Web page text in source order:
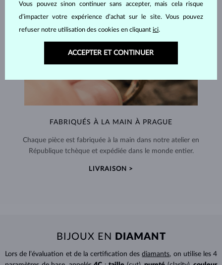
FABRIQUÉS À LA MAIN À PRAGUE
Chaque pièce est fabriquée à la main dans notre atelier en
République tchèque et expédiée dans le monde entier.
LIVRAISON >
BIJOUX EN DIAMANT
Lors de l’évaluation et de la certification desdiamants, on utilise les 4
Vous pouvez sinon continuer sans accepter, mais cela risque
d’impacter votre expérience d’achat sur le site. Vous pouvez
refuser notre utilisation des cookies en cliquant ici.
ACCEPTER ET CONTINUER